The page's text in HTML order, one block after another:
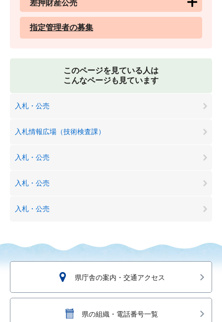
差押財産公売
指定管理者の募集
このページを見ている人は
こんなページも見ています
入札・公売
入札情報広場（技術検査課）
入札・公売
入札・公売
入札・公売
県庁舎の案内・交通アクセス
県の組織・電話番号一覧